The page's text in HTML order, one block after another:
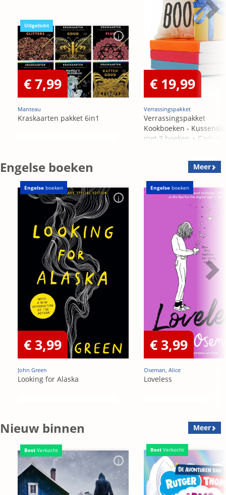
Uitgelicht
€ 7,99
Manteau
Kraskaarten pakket 6in1
€ 19,99
Verrassingspakket
Verrassingspakket
Kookboeken -
met 3 boeken + Cadeau
Engelse boeken Meer
Engelse boeken
€ 3,99
John Green
Looking for Alaska
Engelse boeken
€ 3,99
Oseman, Alice
Loveless
Nieuw binnen Meer
Best Verkocht Best Verkocht